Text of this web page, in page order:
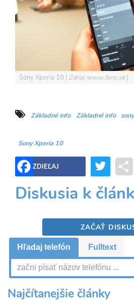
Sony Xperia 10 Zdroj: www.fony.sk
Základné info Základné info
Sony Xperia 10
ZDIEĽAJ Twitter
Diskusia k
ZAČAŤ
Hľadaj telefón Fulltext
Najčítanejšie články